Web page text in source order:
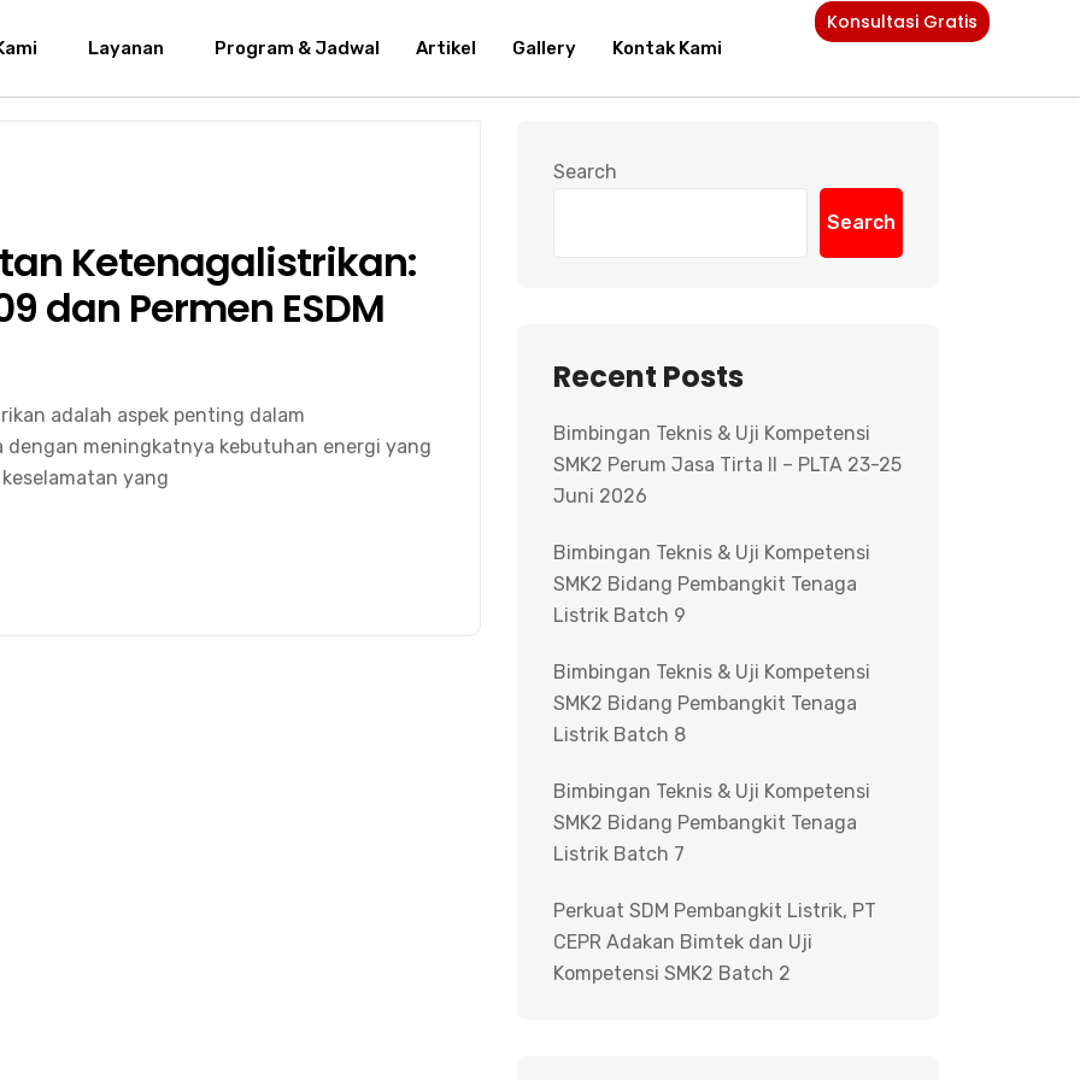
Layanan Program & Jadwal Artikel Gallery Kontak Kami
Konsultasi Gratis
Ketenagalistrikan:
dan Permen ESDM
adalah aspek penting dalam
meningkatnya kebutuhan energi yang
yang
Search
Search
Recent Posts
Bimbingan Teknis & Uji Kompetensi
SMK2 Perum Jasa Tirta II – PLTA 23-25
Juni 2026
Bimbingan Teknis & Uji Kompetensi
SMK2 Bidang Pembangkit Tenaga
Listrik Batch 9
Bimbingan Teknis & Uji Kompetensi
SMK2 Bidang Pembangkit Tenaga
Listrik Batch 8
Bimbingan Teknis & Uji Kompetensi
SMK2 Bidang Pembangkit Tenaga
Listrik Batch 7
Perkuat SDM Pembangkit Listrik, PT
CEPR Adakan Bimtek dan Uji
Kompetensi SMK2 Batch 2